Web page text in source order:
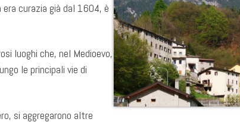
curazia già dal 1604, è
luoghi che, nel Medioevo,
le principali vie di
si aggregarono altre